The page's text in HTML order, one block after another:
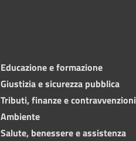
Educazione e formazione
Giustizia e sicurezza pubblica
Tributi, finanze e contravvenzioni
Ambiente
Salute, benessere e assistenza